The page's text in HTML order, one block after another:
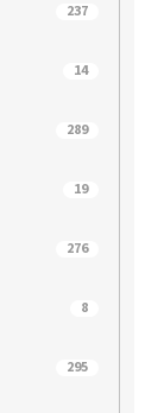
237
14
289
19
276
8
295